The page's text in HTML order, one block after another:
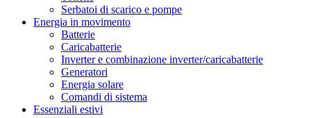
Serbatoi di scarico e pompe
Energia in movimento
Batterie
Caricabatterie
Inverter e combinazione inverter/caricabatterie
Generatori
Energia solare
Comandi di sistema
Essenziali estivi